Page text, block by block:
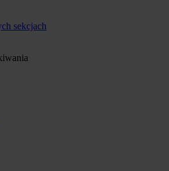
sekcjach